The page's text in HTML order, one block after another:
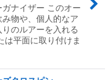
ナイザー このオー
物や、個人的なア
のルアーを入れる
は平面に取り付けま